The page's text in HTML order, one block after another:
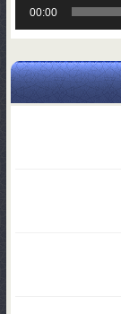
00:00